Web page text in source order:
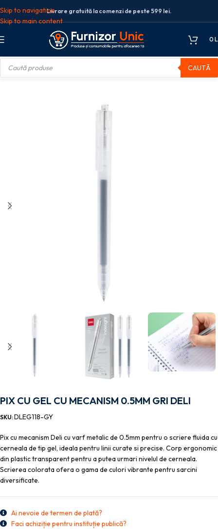
Skip to navigation
Skip to main content
Livrare gratuită la comenzi de peste 599 lei.
0
CAUTĂ
Pixuri
PIX CU GEL CU MECANISM 0.5MM GRI DELI
SKU:DLEG118-GY
Pix cu mecanism Deli cu varf metalic de 0.5mm pentru o scriere fluida cu
cerneala de tip gel, ideala pentru linii curate si precise. Corp ergonomic
din plastic transparent pentru a putea urmari nivelul de cerneala.
Scrierea colorata ofera o gama de culori vibrante pentru sarcini
diversificate.
Ai nevoie de termen de plată?
Faci achiziție pentru instituție publică?